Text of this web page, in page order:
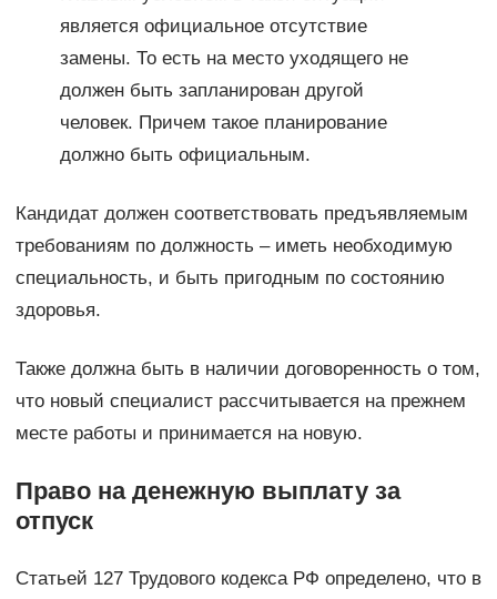
является официальное отсутствие
замены. То есть на место уходящего не
должен быть запланирован другой
человек. Причем такое планирование
должно быть официальным.
Кандидат должен соответствовать предъявляемым
требованиям по должность – иметь необходимую
специальность, и быть пригодным по состоянию
здоровья.
Также должна быть в наличии договоренность о том,
что новый специалист рассчитывается на прежнем
месте работы и принимается на новую.
Право на денежную выплату за
отпуск
Статьей 127 Трудового кодекса РФ определено, что в